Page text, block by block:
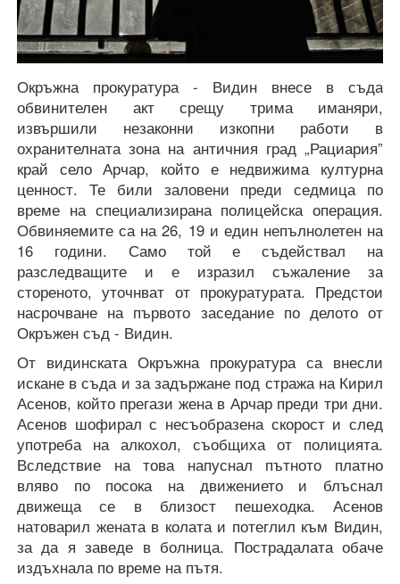
Окръжна прокуратура - Видин внесе в съда
обвинителен акт срещу трима иманяри,
извършили незаконни изкопни работи в
охранителната зона на античния град „Рациария”
край село Арчар, който е недвижима културна
ценност. Те били заловени преди седмица по
време на специализирана полицейска операция.
Обвиняемите са на 26, 19 и един непълнолетен на
16 години. Само той е съдействал на
разследващите и е изразил съжаление за
стореното, уточнват от прокуратурата. Предстои
насрочване на първото заседание по делото от
Окръжен съд - Видин.
От видинската Окръжна прокуратура са внесли
искане в съда и за задържане под стража на Кирил
Асенов, който прегази жена в Арчар преди три дни.
Асенов шофирал с несъобразена скорост и след
употреба на алкохол, съобщиха от полицията.
Вследствие на това напуснал пътното платно
вляво по посока на движението и блъснал
движеща се в близост пешеходка. Асенов
натоварил жената в колата и потеглил към Видин,
за да я заведе в болница. Пострадалата обаче
издъхнала по време на пътя.